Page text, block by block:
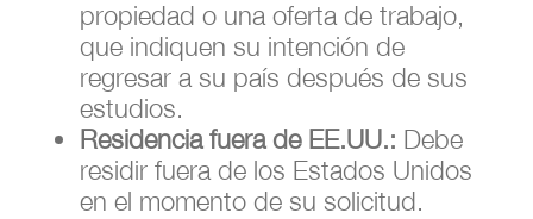
propiedad o una oferta de trabajo,
que indiquen su intención de
regresar a su país después de sus
estudios.
Residencia fuera de EE.UU.: Debe
residir fuera de los Estados Unidos
en el momento de su solicitud.